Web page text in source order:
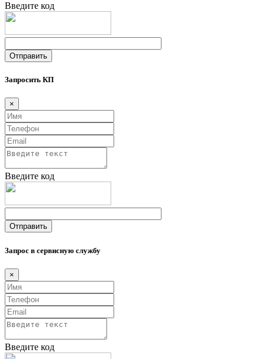
Введите код
Запросить КП
×
Введите код
Запрос в сервисную службу
×
Введите код